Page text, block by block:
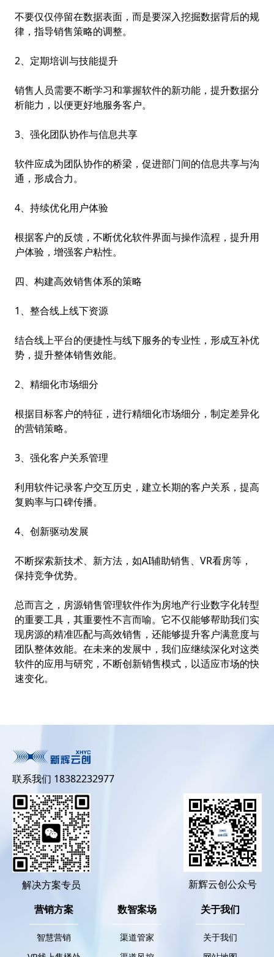
不要仅仅停留在数据表面，而是要深入挖掘数据背后的规
律，指导销售策略的调整。
2、定期培训与技能提升
销售人员需要不断学习和掌握软件的新功能，提升数据分
析能力，以便更好地服务客户。
3、强化团队协作与信息共享
软件应成为团队协作的桥梁，促进部门间的信息共享与沟
通，形成合力。
4、持续优化用户体验
根据客户的反馈，不断优化软件界面与操作流程，提升用
户体验，增强客户粘性。
四、构建高效销售体系的策略
1、整合线上线下资源
结合线上平台的便捷性与线下服务的专业性，形成互补优
势，提升整体销售效能。
2、精细化市场细分
根据目标客户的特征，进行精细化市场细分，制定差异化
的营销策略。
3、强化客户关系管理
利用软件记录客户交互历史，建立长期的客户关系，提高
复购率与口碑传播。
4、创新驱动发展
不断探索新技术、新方法，如AI辅助销售、VR看房等，
保持竞争优势。
总而言之，房源销售管理软件作为房地产行业数字化转型
的重要工具，其重要性不言而喻。它不仅能够帮助我们实
现房源的精准匹配与高效销售，还能够提升客户满意度与
团队整体效能。在未来的发展中，我们应继续深化对这类
软件的应用与研究，不断创新销售模式，以适应市场的快
速变化。
联系我们 18382232977
解决方案专员
新辉云创公众号
营销方案
智慧营销
数智案场
渠道管家
关于我们
关于我们